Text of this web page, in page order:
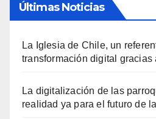
Últimas Noticias
La Iglesia de Chile, un
transformación digital gracias
La digitalización de las
realidad ya para el futuro de